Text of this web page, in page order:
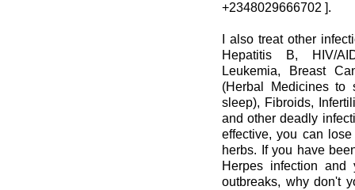
+2348029666702 ].
I also treat other
Hepatitis B, HIV/
Leukemia, Breast
(Herbal Medicines
sleep), Fibroids,
and other deadly
effective, you can
herbs. If you have
Herpes infection
outbreaks, why don't